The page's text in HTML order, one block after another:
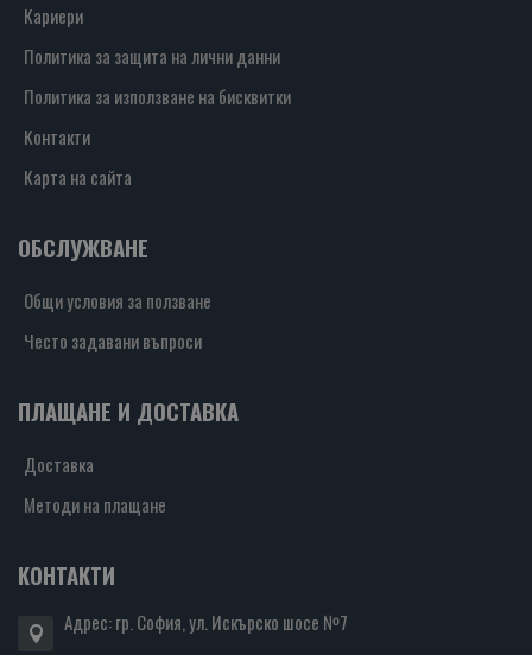
Кариери
Политика за защита на лични данни
Политика за използване на бисквитки
Контакти
Карта на сайта
ОБСЛУЖВАНЕ
Общи условия за ползване
Често задавани въпроси
ПЛАЩАНЕ И ДОСТАВКА
Доставка
Методи на плащане
КОНТАКТИ
Адрес: гр. София, ул. Искърско шосе №7